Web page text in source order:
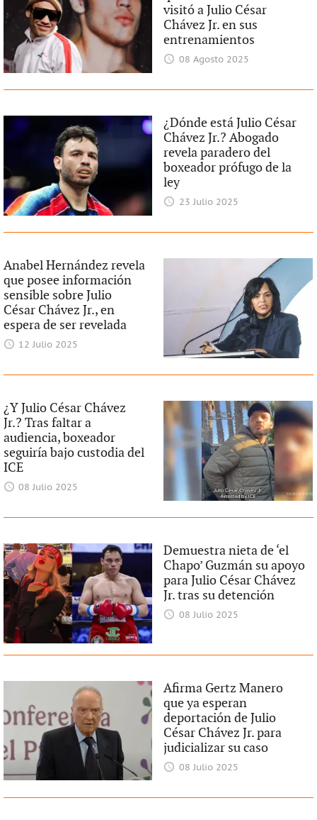
visitó a Julio César
Chávez Jr. en sus
entrenamientos
08 Agosto 2025
¿Dónde está Julio César
Chávez Jr.? Abogado
revela paradero del
boxeador prófugo de la
ley
23 Julio 2025
Anabel Hernández revela
que posee información
sensible sobre Julio
César Chávez Jr., en
espera de ser revelada
12 Julio 2025
¿Y Julio César Chávez
Jr.? Tras faltar a
audiencia, boxeador
seguiría bajo custodia del
ICE
08 Julio 2025
Demuestra nieta de ‘el
Chapo’ Guzmán su apoyo
para Julio César Chávez
Jr. tras su detención
08 Julio 2025
Afirma Gertz Manero
que ya esperan
deportación de Julio
César Chávez Jr. para
judicializar su caso
08 Julio 2025